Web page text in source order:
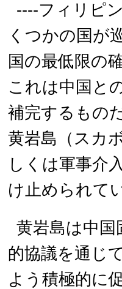
----フィリピ
くつかの国が
国の最低限の
これは中国と
補完するもの
黄岩島（スカ
しくは軍事介
け止められて
黄岩島は中国
的協議を通じ
よう積極的に